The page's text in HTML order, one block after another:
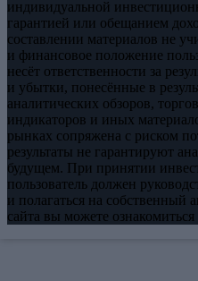
индивидуальной
гарантией или обещанием
составлении материалов не
и финансовое положение
несёт ответственности за
и убытки, понесённые в
аналитических обзоров,
индикаторов и иных
рынках сопряжена с риском
результаты не гарантируют
будущем. При принятии
пользователь должен
и полагаться на собственный
сайта вы можете ознакомиться